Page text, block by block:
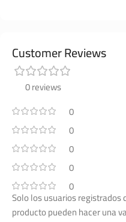
Customer Reviews
0 reviews
0
0
0
0
0
Solo los usuarios
producto pueden hacer una